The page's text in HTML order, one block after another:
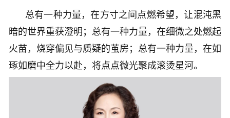
总有一种力量，在方寸之间点燃希望，让混沌黑
暗的世界重获澄明；总有一种力量，在细微之处燃起
火苗，烧穿偏见与质疑的茧房；总有一种力量，在如
琢如磨中全力以赴，将点点微光聚成滚烫星河。